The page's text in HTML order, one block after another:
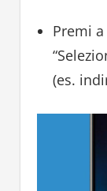
Premi
(es.